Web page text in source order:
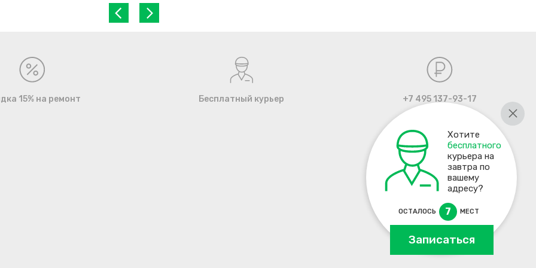
Хотите
бесплатного
курьера на
завтра по
вашему
адресу?
ОСТАЛОСЬ 7 МЕСТ
Записаться
15% на ремонт Бесплатный курьер +7 495 137-93-17